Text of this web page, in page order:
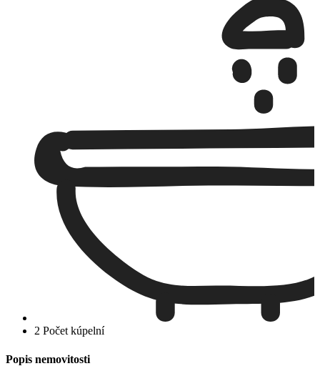
2 Počet kúpelní
Popis nemovitosti